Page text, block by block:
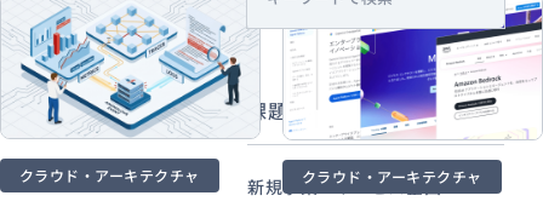
採用情報
セミナーコラムお知らせ
エンジニアブログ（Zenn）
お役立ち情報（PJ Insight）
クラウド・アーキテクチャ クラウド・アーキテクチャ
e
a
r
c
h
課題・目的から探す
新規事業・サービス企画